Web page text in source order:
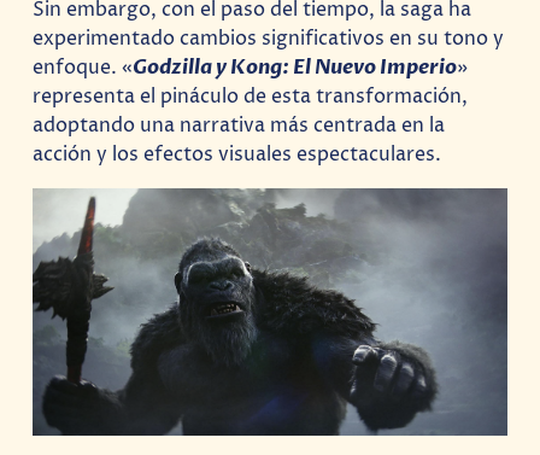
Sin embargo, con el paso del tiempo, la saga ha
experimentado cambios significativos en su tono y
enfoque. «Godzilla y Kong: El Nuevo Imperio»
representa el pináculo de esta transformación,
adoptando una narrativa más centrada en la
acción y los efectos visuales espectaculares.